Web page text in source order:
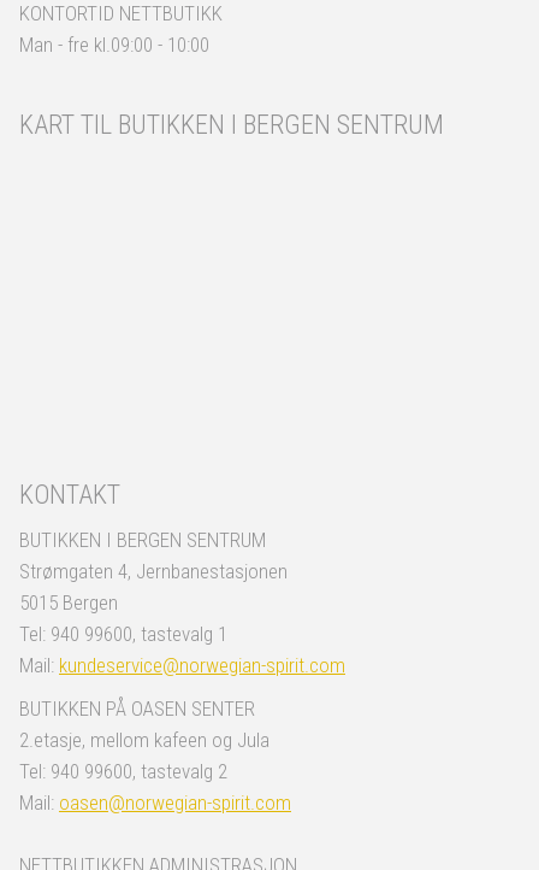
KONTORTID NETTBUTIKK
Man - fre kl.09:00 - 10:00
KART TIL BUTIKKEN I BERGEN SENTRUM
KONTAKT
BUTIKKEN I BERGEN SENTRUM
Strømgaten 4, Jernbanestasjonen
5015 Bergen
Tel: 940 99600, tastevalg 1
Mail: kundeservice@norwegian-spirit.com
BUTIKKEN PÅ OASEN SENTER
2.etasje, mellom kafeen og Jula
Tel: 940 99600, tastevalg 2
Mail: oasen@norwegian-spirit.com
NETTBUTIKKEN ADMINISTRASJON